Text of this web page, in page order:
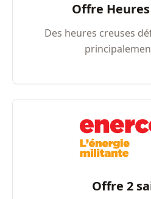
Offre
Des heures creuses
Offre 2